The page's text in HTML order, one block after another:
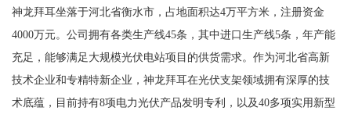
神龙拜耳坐落于河北省衡水市，占地面积达4万平方米，注册资金
4000万元。公司拥有各类生产线45条，其中进口生产线5条，年产能
充足，能够满足大规模光伏电站项目的供货需求。作为河北省高新
技术企业和专精特新企业，神龙拜耳在光伏支架领域拥有深厚的技
术底蕴，目前持有8项电力光伏产品发明专利，以及40多项实用新型